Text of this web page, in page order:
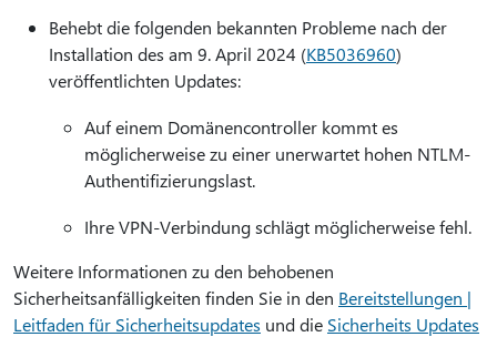
Behebt die folgenden bekannten Probleme nach der
Installation des am 9. April 2024 (KB5036960)
veröffentlichten Updates:
Auf einem Domänencontroller kommt es
möglicherweise zu einer unerwartet hohen NTLM-
Authentifizierungslast.
Ihre VPN-Verbindung schlägt möglicherweise fehl.
Weitere Informationen zu den behobenen
Sicherheitsanfälligkeiten finden Sie in den Bereitstellungen |
Leitfaden für Sicherheitsupdates und die Sicherheits Updates